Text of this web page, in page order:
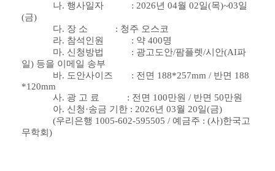
나. 행사일자 : 2026년04월02일(목)~03일
(금)
다. 장 소 : 청주 오스코
라. 참석인원 : 약400명
마. 신청방법 : 광고도안/팜플렛/시안(AI파
일) 등을 이메일 송부
바. 도안사이즈 : 전면 188*257mm / 반면 188
*120mm
사. 광 고 료 : 전면 100만원/ 반면 50만원
아. 신청·송금 기한 : 2026년03월 20일(금)
(우리은행 1005-602-595505 / 예금주 : (사)한국고
무학회 )